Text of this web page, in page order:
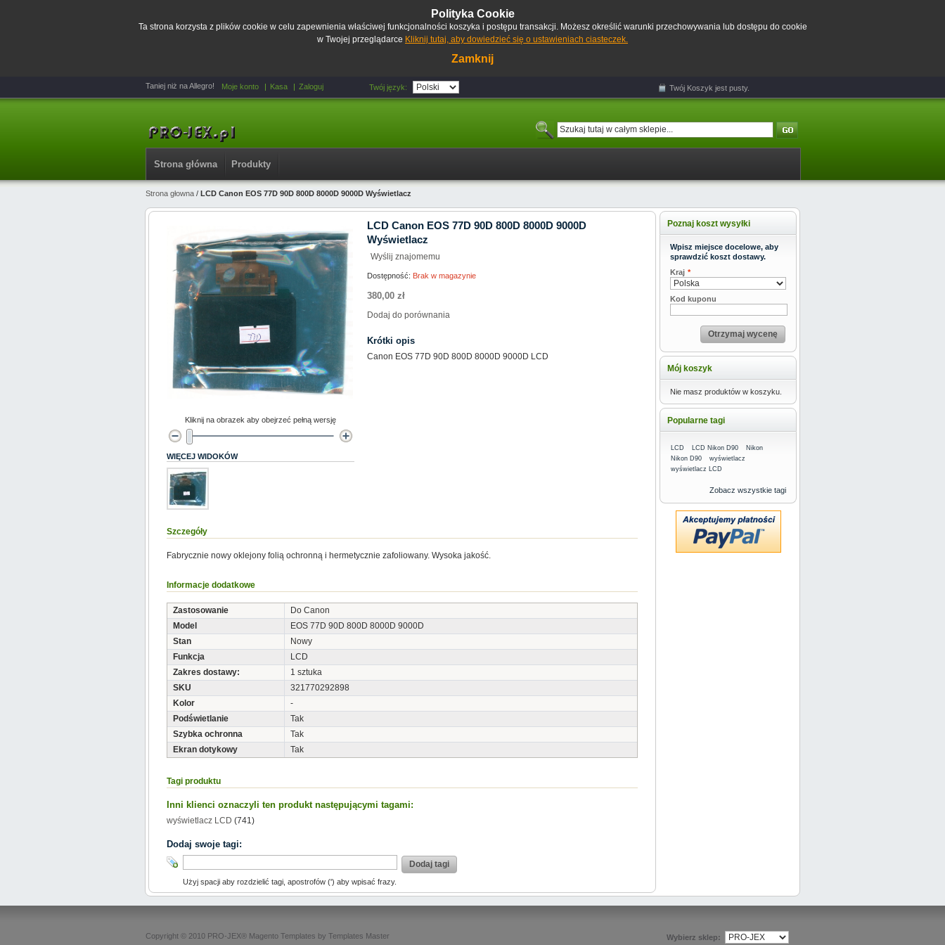
Polityka Cookie
Ta strona korzysta z plików cookie w celu zapewnienia właściwej funkcjonalności koszyka i postępu transakcji. Możesz określić warunki przechowywania lub dostępu do cookie
w Twojej przeglądarce Kliknij tutaj, aby dowiedzieć się o ustawieniach ciasteczek.
Zamknij
Taniej niż na Allegro! Moje konto Kasa Zaloguj Twój Koszyk jest pusty.
Twój język:
Strona główna Produkty
Strona głowna / LCD Canon EOS 77D 90D 800D 8000D 9000D Wyświetlacz
LCD Canon EOS 77D 90D 800D 8000D 9000D
Wyświetlacz
Wyślij znajomemu
Dostępność: Brak w magazynie
380,00 zł
Dodaj do porównania
Krótki opis
Canon EOS 77D 90D 800D 8000D 9000D LCD
Kliknij na obrazek aby obejrzeć pełną wersję
WIĘCEJ WIDOKÓW
Szczegóły
Fabrycznie nowy oklejony folią ochronną i hermetycznie zafoliowany. Wysoka jakość.
Informacje dodatkowe
Zastosowanie
Do Canon
Model
EOS 77D 90D 800D 8000D 9000D
Stan
Nowy
Funkcja
LCD
Zakres dostawy:
1 sztuka
SKU
321770292898
Kolor
-
Podświetlanie
Tak
Szybka ochronna
Tak
Ekran dotykowy
Tak
Tagi produktu
Inni klienci oznaczyli ten produkt następującymi tagami:
wyświetlacz LCD (741)
Dodaj swoje tagi:
Dodaj tagi
Użyj spacji aby rozdzielić tagi, apostrofów (') aby wpisać frazy.
Poznaj koszt wysyłki
Wpisz miejsce docelowe, aby
sprawdzić koszt dostawy.
*
Kraj
Kod kuponu
Otrzymaj wycenę
Mój koszyk
Nie masz produktów w koszyku.
Popularne tagi
LCD LCD Nikon D90
Nikon
Nikon D90
wyświetlacz
wyświetlacz LCD
Zobacz wszystkie tagi
Copyright © 2010 PRO-JEX® Magento Templates by Templates Master Wybierz sklep: